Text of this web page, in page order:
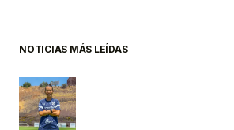
NOTICIAS MÁS LEÍDAS